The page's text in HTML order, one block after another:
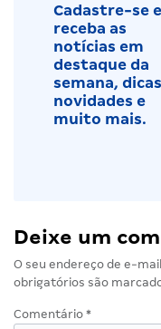
Cadastre-se e
receba as
notícias em
destaque da
semana,
novidades e
muito mais.
Deixe um
O seu endereço de e-
obrigatórios são
Comentário *